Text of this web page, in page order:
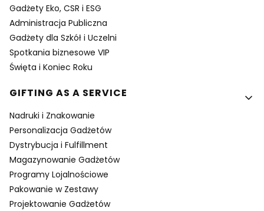
Gadżety Eko, CSR i ESG
Administracja Publiczna
Gadżety dla Szkół i Uczelni
Spotkania biznesowe VIP
Święta i Koniec Roku
GIFTING AS A SERVICE
Nadruki i Znakowanie
Personalizacja Gadżetów
Dystrybucja i Fulfillment
Magazynowanie Gadżetów
Programy Lojalnościowe
Pakowanie w Zestawy
Projektowanie Gadżetów